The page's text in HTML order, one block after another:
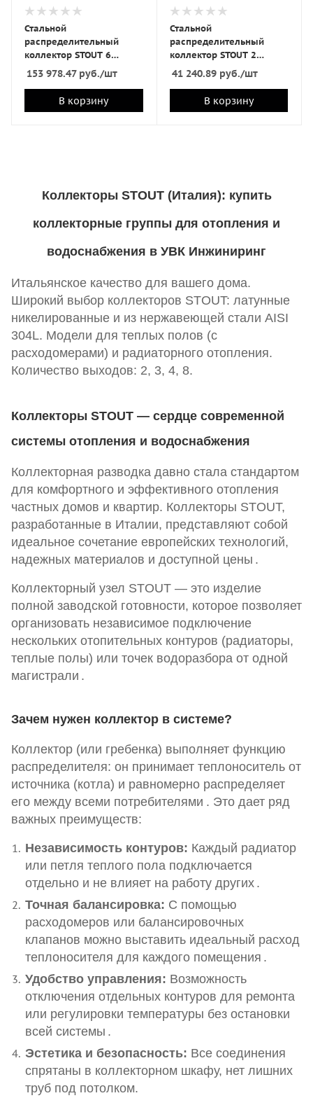
Стальной
распределительный
коллектор STOUT 6
отопительных контура в
теплоизоляции DN 32
153 978.47руб./шт
В корзину
Стальной
распределительный
коллектор STOUT 2
отопительных контура с
гидравлическим
разделителем DN20
41 240.89руб./шт
В корзину
Коллекторы STOUT (Италия): купить
коллекторные группы для отопления и
водоснабжения в УВК Инжиниринг
Итальянское качество для вашего дома.
Широкий выбор коллекторов STOUT: латунные
никелированные и из нержавеющей стали AISI
304L. Модели для теплых полов (с
расходомерами) и радиаторного отопления.
Количество выходов: 2, 3, 4, 8.
Коллекторы STOUT — сердце современной
системы отопления и водоснабжения
Коллекторная разводка давно стала стандартом
для комфортного и эффективного отопления
частных домов и квартир. Коллекторы STOUT,
разработанные в Италии, представляют собой
идеальное сочетание европейских технологий,
надежных материалов и доступной цены.
Коллекторный узел STOUT — это изделие
полной заводской готовности, которое позволяет
организовать независимое подключение
нескольких отопительных контуров (радиаторы,
теплые полы) или точек водоразбора от одной
магистрали.
Зачем нужен коллектор в системе?
Коллектор (или гребенка) выполняет функцию
распределителя: он принимает теплоноситель от
источника (котла) и равномерно распределяет
его между всеми потребителями . Это дает ряд
важных преимуществ:
Независимость контуров: Каждый радиатор
или петля теплого пола подключается
отдельно и не влияет на работу других.
Точная балансировка: С помощью
расходомеров или балансировочных
клапанов можно выставить идеальный расход
теплоносителя для каждого помещения.
Удобство управления: Возможность
отключения отдельных контуров для ремонта
или регулировки температуры без остановки
всей системы.
Эстетика и безопасность: Все соединения
спрятаны в коллекторном шкафу, нет лишних
труб под потолком.